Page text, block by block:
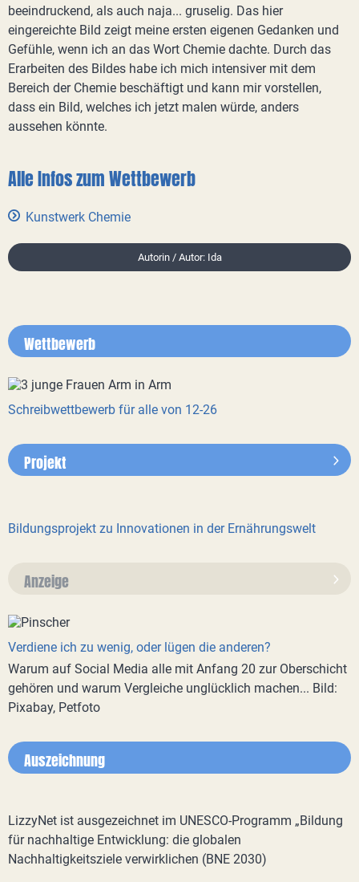
beeindruckend, als auch naja... gruselig. Das hier
eingereichte Bild zeigt meine ersten eigenen Gedanken und
Gefühle, wenn ich an das Wort Chemie dachte. Durch das
Erarbeiten des Bildes habe ich mich intensiver mit dem
Bereich der Chemie beschäftigt und kann mir vorstellen,
dass ein Bild, welches ich jetzt malen würde, anders
aussehen könnte.
Alle Infos zum Wettbewerb
Kunstwerk Chemie
Autorin / Autor: Ida
Wettbewerb
Schreibwettbewerb für alle von 12-26
Projekt
Bildungsprojekt zu Innovationen in der Ernährungswelt
Anzeige
Verdiene ich zu wenig, oder lügen die anderen?
Warum auf Social Media alle mit Anfang 20 zur Oberschicht
gehören und warum Vergleiche unglücklich machen... Bild:
Pixabay, Petfoto
Auszeichnung
LizzyNet ist ausgezeichnet im UNESCO-Programm „Bildung
für nachhaltige Entwicklung: die globalen
Nachhaltigkeitsziele verwirklichen (BNE 2030)